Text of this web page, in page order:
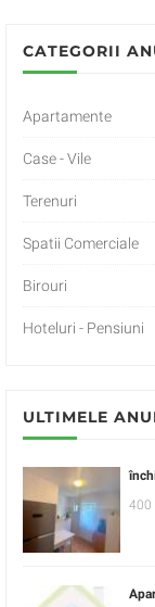
CATEGORII
Apartamente
Case - Vile
Terenuri
Spatii Comerciale
Birouri
Hoteluri - Pensiuni
ULTIMELE
400